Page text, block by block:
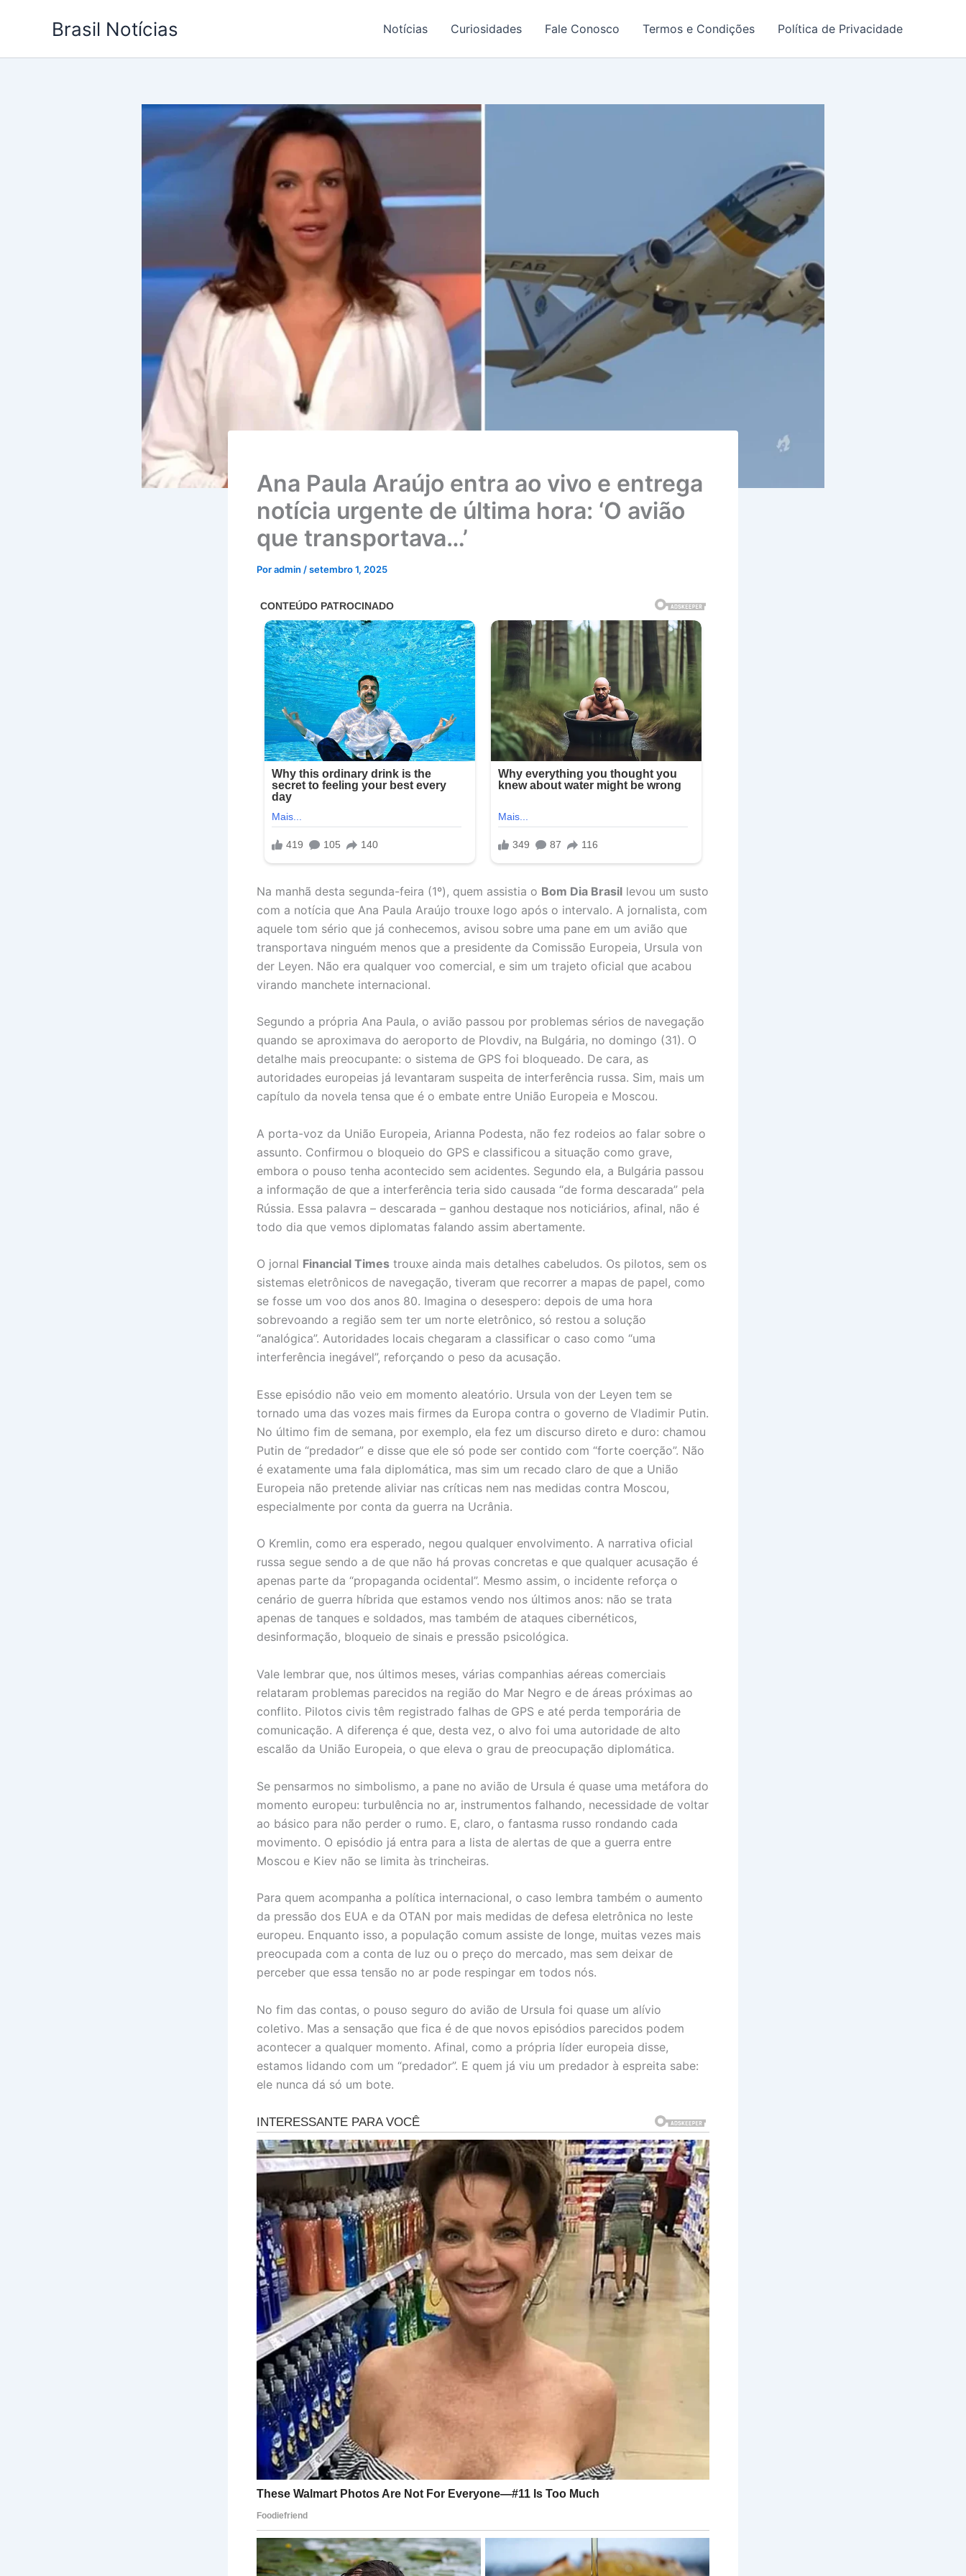
Brasil Notícias Notícias Curiosidades Fale Conosco Termos e Condições Política de Privacidade
Ana Paula Araújo entra ao vivo e entrega
notícia urgente de última hora: ‘O avião
que transportava…’
Poradmin /setembro 1, 2025
Na manhã desta segunda-feira (1º), quem assistia o Bom Dia Brasil levou um susto
com a notícia que Ana Paula Araújo trouxe logo após o intervalo. A jornalista, com
aquele tom sério que já conhecemos, avisou sobre uma pane em um avião que
transportava ninguém menos que a presidente da Comissão Europeia, Ursula von
der Leyen. Não era qualquer voo comercial, e sim um trajeto oficial que acabou
virando manchete internacional.
Segundo a própria Ana Paula, o avião passou por problemas sérios de navegação
quando se aproximava do aeroporto de Plovdiv, na Bulgária, no domingo (31). O
detalhe mais preocupante: o sistema de GPS foi bloqueado. De cara, as
autoridades europeias já levantaram suspeita de interferência russa. Sim, mais um
capítulo da novela tensa que é o embate entre União Europeia e Moscou.
A porta-voz da União Europeia, Arianna Podesta, não fez rodeios ao falar sobre o
assunto. Confirmou o bloqueio do GPS e classificou a situação como grave,
embora o pouso tenha acontecido sem acidentes. Segundo ela, a Bulgária passou
a informação de que a interferência teria sido causada “de forma descarada” pela
Rússia. Essa palavra – descarada – ganhou destaque nos noticiários, afinal, não é
todo dia que vemos diplomatas falando assim abertamente.
O jornal Financial Times trouxe ainda mais detalhes cabeludos. Os pilotos, sem os
sistemas eletrônicos de navegação, tiveram que recorrer a mapas de papel, como
se fosse um voo dos anos 80. Imagina o desespero: depois de uma hora
sobrevoando a região sem ter um norte eletrônico, só restou a solução
“analógica”. Autoridades locais chegaram a classificar o caso como “uma
interferência inegável”, reforçando o peso da acusação.
Esse episódio não veio em momento aleatório. Ursula von der Leyen tem se
tornado uma das vozes mais firmes da Europa contra o governo de Vladimir Putin.
No último fim de semana, por exemplo, ela fez um discurso direto e duro: chamou
Putin de “predador” e disse que ele só pode ser contido com “forte coerção”. Não
é exatamente uma fala diplomática, mas sim um recado claro de que a União
Europeia não pretende aliviar nas críticas nem nas medidas contra Moscou,
especialmente por conta da guerra na Ucrânia.
O Kremlin, como era esperado, negou qualquer envolvimento. A narrativa oficial
russa segue sendo a de que não há provas concretas e que qualquer acusação é
apenas parte da “propaganda ocidental”. Mesmo assim, o incidente reforça o
cenário de guerra híbrida que estamos vendo nos últimos anos: não se trata
apenas de tanques e soldados, mas também de ataques cibernéticos,
desinformação, bloqueio de sinais e pressão psicológica.
Vale lembrar que, nos últimos meses, várias companhias aéreas comerciais
relataram problemas parecidos na região do Mar Negro e de áreas próximas ao
conflito. Pilotos civis têm registrado falhas de GPS e até perda temporária de
comunicação. A diferença é que, desta vez, o alvo foi uma autoridade de alto
escalão da União Europeia, o que eleva o grau de preocupação diplomática.
Se pensarmos no simbolismo, a pane no avião de Ursula é quase uma metáfora do
momento europeu: turbulência no ar, instrumentos falhando, necessidade de voltar
ao básico para não perder o rumo. E, claro, o fantasma russo rondando cada
movimento. O episódio já entra para a lista de alertas de que a guerra entre
Moscou e Kiev não se limita às trincheiras.
Para quem acompanha a política internacional, o caso lembra também o aumento
da pressão dos EUA e da OTAN por mais medidas de defesa eletrônica no leste
europeu. Enquanto isso, a população comum assiste de longe, muitas vezes mais
preocupada com a conta de luz ou o preço do mercado, mas sem deixar de
perceber que essa tensão no ar pode respingar em todos nós.
No fim das contas, o pouso seguro do avião de Ursula foi quase um alívio
coletivo. Mas a sensação que fica é de que novos episódios parecidos podem
acontecer a qualquer momento. Afinal, como a própria líder europeia disse,
estamos lidando com um “predador”. E quem já viu um predador à espreita sabe:
ele nunca dá só um bote.